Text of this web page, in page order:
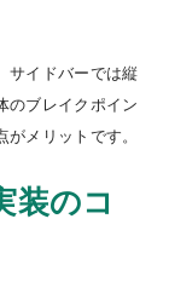
サイドバーでは縦
のブレイクポイン
メリットです。
装のコ